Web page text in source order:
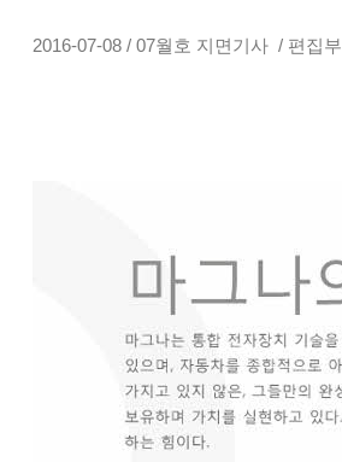
2016-07-08 / 07월호 지면기사 / 편집부